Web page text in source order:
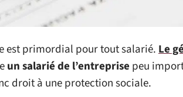
est primordial pour tout salarié.Le
un salarié de l’entreprise peu
droit à une protection sociale.